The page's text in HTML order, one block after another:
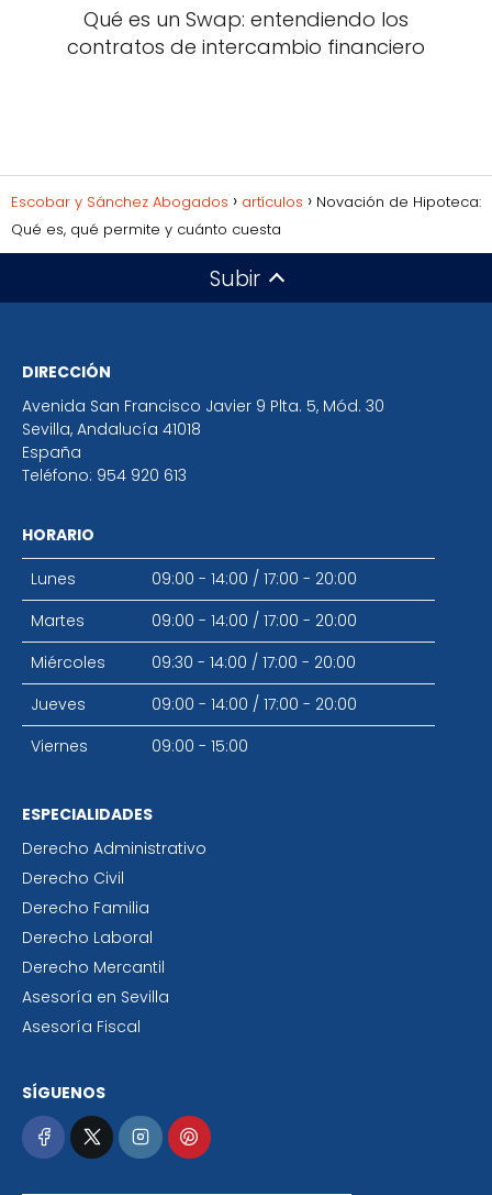
Qué es un Swap: entendiendo los
contratos de intercambio financiero
Escobar y Sánchez Abogados artículos
Novación de Hipoteca:
Qué es, qué permite y cuánto cuesta
Subir
DIRECCIÓN
Avenida San Francisco Javier 9 Plta. 5, Mód. 30
Sevilla, Andalucía 41018
España
Teléfono: 954 920 613
HORARIO
Lunes
09:00 - 14:00 / 17:00 - 20:00
Martes
09:00 - 14:00 / 17:00 - 20:00
Miércoles
09:30 - 14:00 / 17:00 - 20:00
Jueves
09:00 - 14:00 / 17:00 - 20:00
Viernes
09:00 - 15:00
ESPECIALIDADES
Derecho Administrativo
Derecho Civil
Derecho Familia
Derecho Laboral
Derecho Mercantil
Asesoría en Sevilla
Asesoría Fiscal
SÍGUENOS